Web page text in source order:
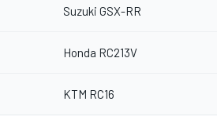
Suzuki GSX-RR
Honda RC213V
KTM RC16